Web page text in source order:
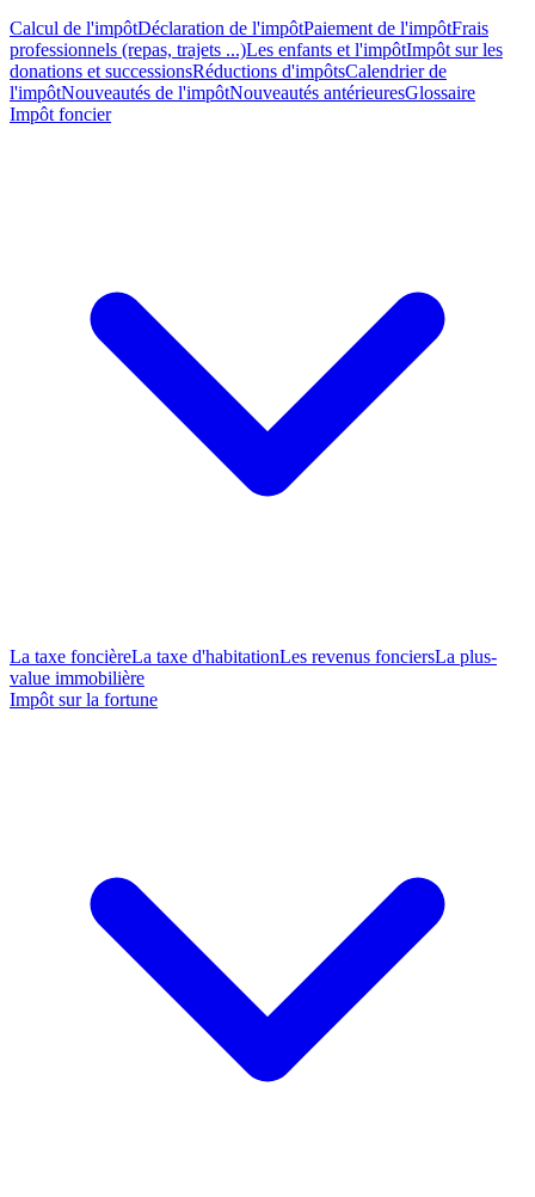
Calcul de l'impôtDéclaration de l'impôtPaiement de l'impôtFrais
professionnels (repas, trajets ...)Les enfants et l'impôtImpôt sur les
donations et successionsRéductions d'impôtsCalendrier de
l'impôtNouveautés de l'impôtNouveautés antérieuresGlossaire
Impôt foncier
La taxe foncièreLa taxe d'habitationLes revenus fonciersLa plus-
value immobilière
Impôt sur la fortune